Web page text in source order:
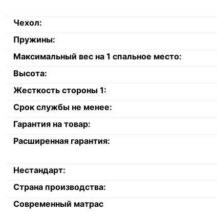
Чехол:
Пружины:
Максимальный вес на 1 спальное место:
Высота:
Жесткость стороны 1:
Срок службы не менее:
Гарантия на товар:
Расширенная гарантия:
Нестандарт:
Страна производства:
Современный матрас